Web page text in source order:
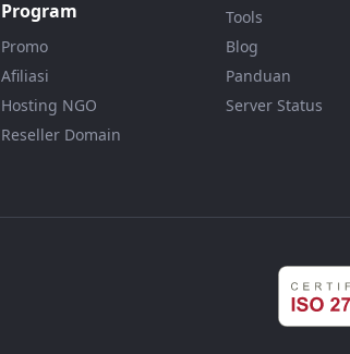
Program
Promo
Afiliasi
Hosting NGO
Reseller Domain
Tools
Blog
Panduan
Server Status